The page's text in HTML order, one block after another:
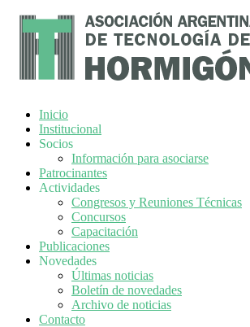
Inicio
Institucional
Socios
Información para asociarse
Patrocinantes
Actividades
Congresos y Reuniones Técnicas
Concursos
Capacitación
Publicaciones
Novedades
Últimas noticias
Boletín de novedades
Archivo de noticias
Contacto